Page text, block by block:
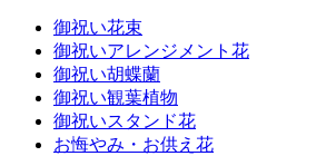
御祝い花束
御祝いアレンジメント花
御祝い胡蝶蘭
御祝い観葉植物
御祝いスタンド花
お悔やみ・お供え花